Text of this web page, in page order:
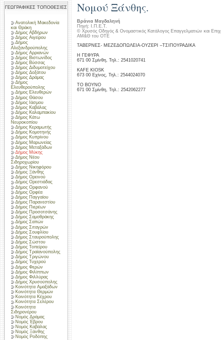
ΓΕΩΓΡΑΦΙΚΕΣ ΤΟΠΟΘΕΣΙΕΣ
Ανατολική Μακεδονία
και Θράκη
Δήμος Αβδήρων
Δήμος Αιγείρου
Δήμος
Αλεξανδρούπολης
Δήμος Αρριανών
Δήμος Βιστωνίδος
Δήμος Βύσσας
Δήμος Διδυμοτείχου
Δήμος Δοξάτου
Δήμος Δράμας
Δήμος
Ελευθερούπολης
Δήμος Ελευθερών
Δήμος Θάσου
Δήμος Ιάσμου
Δήμος Καβάλας
Δήμος Καλαμπακίου
Δήμος Κάτω
Νευροκοπίου
Δήμος Κεραμωτής
Δήμος Κομοτηνής
Δήμος Κυπρίνου
Δήμος Μαρωνείας
Δήμος Μεταξάδων
Δήμος Μύκης
Δήμος Νέου
Σιδηροχωρίου
Δήμος Νικηφόρου
Δήμος Ξάνθης
Δήμος Ορεινού
Δήμος Ορεστιάδας
Δήμος Ορφανού
Δήμος Ορφέα
Δήμος Παγγαίου
Δήμος Παρανεστίου
Δήμος Πιερέων
Δήμος Προσοτσάνης
Δήμος Σαμοθράκης
Δήμος Σαπών
Δήμος Σιταγρών
Δήμος Σουφλίου
Δήμος Σταυρούπολης
Δήμος Σώστου
Δήμος Τοπείρου
Δήμος Τραϊανούπολης
Δήμος Τριγώνου
Δήμος Τυχερού
Δήμος Φερών
Δήμος Φιλίππων
Δήμος Φιλλύρας
Δήμος Χρυσούπολης
Κοινότητα Αμαξάδων
Κοινότητα Θερμών
Κοινότητα Κέχρου
Κοινότητα Σελέρου
Κοινότητα
Σιδηρονέρου
Νομός Δράμας
Νομός Έβρου
Νομός Καβάλας
Νομός Ξάνθης
Νομός Ροδόπης
Νομού Ξάνθης.
Βράνια Μαγδαληνή
Πηγή: Ι.Π.Ε.Τ.
© Χρυσός Οδηγός & Ονομαστικός Κατάλογος Επαγγελματιών και
ΑΜ&Θ του ΟΤΕ
ΤΑΒΕΡΝΕΣ- ΜΕΖΕΔΟΠΩΛΕΙΑ-ΟΥΖΕΡΙ –ΤΣΙΠΟΥΡΑΔΙΚΑ
Η ΓΕΦΥΡΑ
671 00 Σμίνθη, Τηλ.: 2541020741
KAFE KIOSK
673 00 Εχίνος, Τηλ.: 2544024070
ΤΟ ΒΟΥΝΟ
671 00 Σμίνθη, Τηλ.: 2542062277